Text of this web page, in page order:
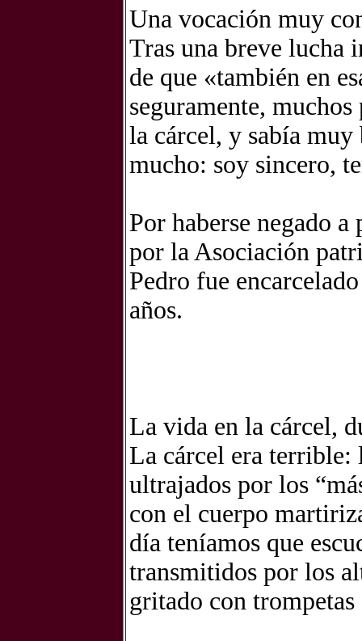
Una vocación muy
Tras una breve lucha
de que «también en
seguramente,
la cárcel, y sabía
mucho: soy sincero,
Por haberse negado
por la Asociación
Pedro fue
años.
La vida en la cárcel,
La cárcel era terrible:
ultrajados por los
con el cuerpo
día teníamos que
transmitidos por los
gritado con